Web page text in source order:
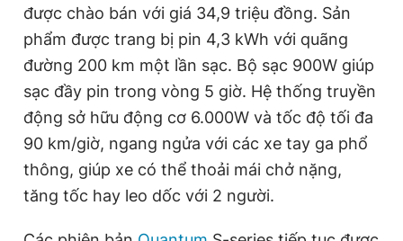
được chào bán với giá 34,9 triệu đồng. Sản
phẩm được trang bị pin 4,3 kWh với quãng
đường 200 km một lần sạc. Bộ sạc 900W giúp
sạc đầy pin trong vòng 5 giờ. Hệ thống truyền
động sở hữu động cơ 6.000W và tốc độ tối đa
90 km/giờ, ngang ngửa với các xe tay ga phổ
thông, giúp xe có thể thoải mái chở nặng,
tăng tốc hay leo dốc với 2 người.